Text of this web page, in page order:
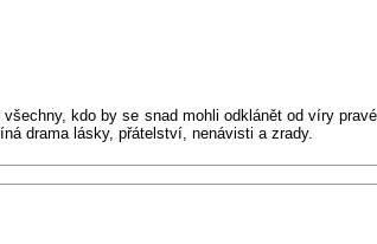
kdo by se snad mohli odklánět od víry
drama lásky, přátelství, nenávisti a zrady.